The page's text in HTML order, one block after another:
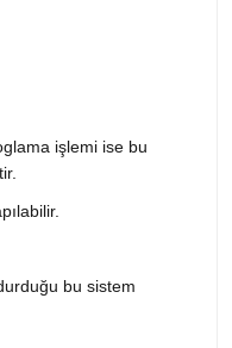
işlemi ise bu
bu sistem